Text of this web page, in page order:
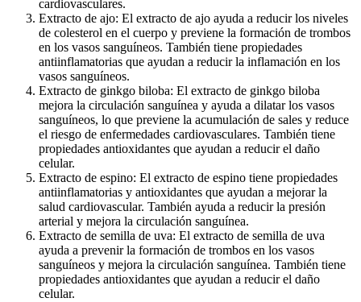
cardiovasculares.
Extracto de ajo: El extracto de ajo ayuda a reducir los niveles
de colesterol en el cuerpo y previene la formación de trombos
en los vasos sanguíneos. También tiene propiedades
antiinflamatorias que ayudan a reducir la inflamación en los
vasos sanguíneos.
Extracto de ginkgo biloba: El extracto de ginkgo biloba
mejora la circulación sanguínea y ayuda a dilatar los vasos
sanguíneos, lo que previene la acumulación de sales y reduce
el riesgo de enfermedades cardiovasculares. También tiene
propiedades antioxidantes que ayudan a reducir el daño
celular.
Extracto de espino: El extracto de espino tiene propiedades
antiinflamatorias y antioxidantes que ayudan a mejorar la
salud cardiovascular. También ayuda a reducir la presión
arterial y mejora la circulación sanguínea.
Extracto de semilla de uva: El extracto de semilla de uva
ayuda a prevenir la formación de trombos en los vasos
sanguíneos y mejora la circulación sanguínea. También tiene
propiedades antioxidantes que ayudan a reducir el daño
celular.